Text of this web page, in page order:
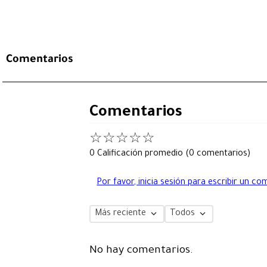
Comentarios
Comentarios
☆☆☆☆☆
0 Calificación promedio (0 comentarios)
Por favor, inicia sesión para escribir un
Más reciente Todos
No hay comentarios.